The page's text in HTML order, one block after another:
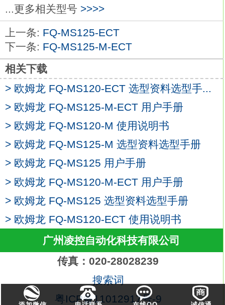
动作模式：NO欧姆龙FQ-MS120-M-ECT。
防飞溅的氟树脂涂层型接近传感器。
拔群的耐喷溅性。
系列中增加了长距离型。长检测距离
15mmFQ-MS120-M-ECT
直流2线式。
备有接插件中继型。E3F3-T86 检测方式：
对射型，
导线引出式：M12 CN，
类型：塑料外表；PNP输出，
螺纹柱状光电传感器，放大器内置，
具备接近传感器外观的光电传感器
具有光电-IC技术的高抗干扰性种类：直流3
线式，非屏蔽型欧姆龙FQ-MS120-M-
ECT。
形状：M8。
检测距离：1.5mm。
连接方式：导线引出型（2m）。
导线规格：PVC（耐油）。
NPN输出。
接近传感器的顶级的性能和品质。
...更多相关型号 >>>>
上一条: FQ-MS125-ECT
下一条: FQ-MS125-M-ECT
相关下载
> 欧姆龙 FQ-MS120-ECT 选型资料选型手...
> 欧姆龙 FQ-MS125-M-ECT 用户手册
> 欧姆龙 FQ-MS120-M 使用说明书
> 欧姆龙 FQ-MS125-M 选型资料选型手册
> 欧姆龙 FQ-MS125 用户手册
> 欧姆龙 FQ-MS120-M-ECT 用户手册
> 欧姆龙 FQ-MS125 选型资料选型手册
> 欧姆龙 FQ-MS120-ECT 使用说明书
广州凌控自动化科技有限公司
传真：020-28028239
搜索词
粤ICP备11012917号-9